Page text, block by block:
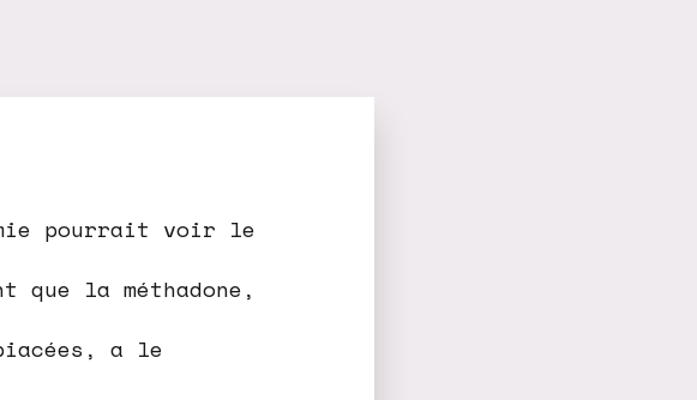
pourrait voir le
que la méthadone,
a le